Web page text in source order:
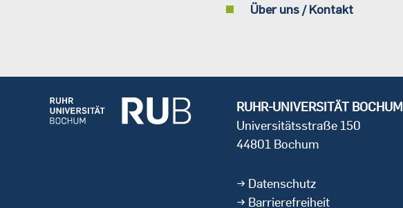
Über uns / Kontakt
RUHR-UNIVERSITÄT BOCHUM
Universitätsstraße 150
44801 Bochum
Datenschutz
Barrierefreiheit